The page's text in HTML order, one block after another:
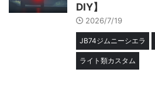
DIY】
2026/7/19
JB74ジムニーシエラ
ライト類カスタム